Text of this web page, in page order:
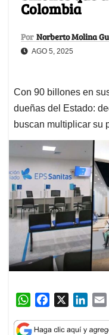
Colombia
Por Norberto Molina
AGO 5, 2025
Con 90 billones en
dueñas del Estado:
buscan multiplicar su
W
a
c
n